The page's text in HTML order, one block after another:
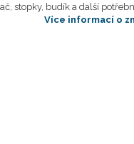
stopky, budík a další
Více informací o